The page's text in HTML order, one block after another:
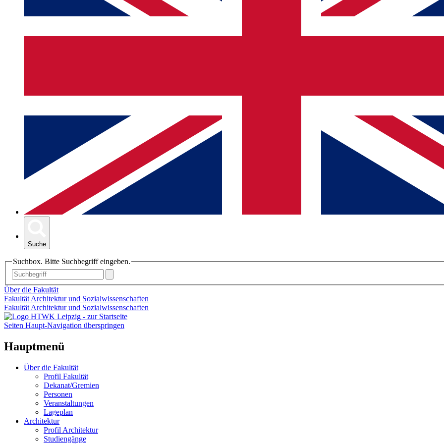
Suche
Suchbox. Bitte Suchbegriff eingeben.
Über die Fakultät
Fakultät Architektur und Sozialwissenschaften
Fakultät Architektur und Sozialwissenschaften
Seiten Haupt-Navigation überspringen
Hauptmenü
Über die Fakultät
Profil Fakultät
Dekanat/Gremien
Personen
Veranstaltungen
Lageplan
Architektur
Profil Architektur
Studiengänge